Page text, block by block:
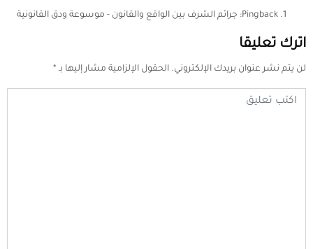
Pingback: جرائم الشرف بين الواقع والقانون - موسوعة ودق القانونية
اترك تعليقا
لن يتم نشر عنوان بريدك الإلكتروني. الحقول الإلزامية مشار إليها بـ *